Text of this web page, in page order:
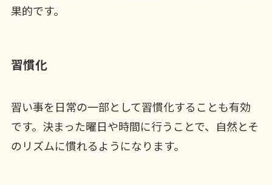
果的です。
習慣化
習い事を日常の一部として習慣化することも有効
です。決まった曜日や時間に行うことで、自然とそ
のリズムに慣れるようになります。